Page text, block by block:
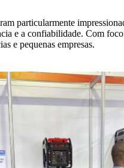
particularmente
e a confiabilidade. Com
e pequenas empresas.